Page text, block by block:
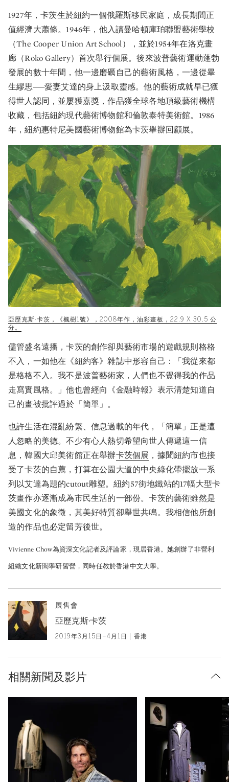
1927年，卡茨生於紐約一個俄羅斯移民家庭，成長期間正
值經濟大蕭條。1946年，他入讀曼哈頓庫珀聯盟藝術學校
（The Cooper Union Art School），並於1954年在洛克畫
廊（Roko Gallery）首次舉行個展。後來波普藝術運動蓬勃
發展的數十年間，他一邊磨礪自己的藝術風格，一邊從畢
生繆思──愛妻艾達的身上汲取靈感。他的藝術成就早已獲
得世人認同，並屢獲嘉獎，作品獲全球各地頂級藝術機構
收藏，包括紐約現代藝術博物館和倫敦泰特美術館。1986
年，紐約惠特尼美國藝術博物館為卡茨舉辦回顧展。
亞歷克斯·卡茨，《楓樹1號》，2008年作，油彩畫板，22.9 X 30.5 公
分。
儘管盛名遠播，卡茨的創作卻與藝術市場的遊戲規則格格
不入，一如他在《紐約客》雜誌中形容自己：「我從來都
是格格不入。我不是波普藝術家，人們也不覺得我的作品
走寫實風格。」他也曾經向《金融時報》表示清楚知道自
己的畫被批評過於「簡單」。
也許生活在混亂紛繁、信息過載的年代，「簡單」正是遭
人忽略的美德。不少有心人熱切希望向世人傳遞這一信
息，韓國大邱美術館正在舉辦卡茨個展 ，據聞紐約市也接
受了卡茨的自薦，打算在公園大道的中央綠化帶擺放一系
列以艾達為題的cutout雕塑。紐約57街地鐵站的17幅大型卡
茨畫作亦逐漸成為市民生活的一部份。卡茨的藝術雖然是
美國文化的象徵，其美好特質卻舉世共鳴。我相信他所創
造的作品也必定留芳後世。
Vivienne Chow為資深文化記者及評論家，現居香港。她創辦了非營利
組織文化新聞學研習營，同時任教於香港中文大學。
展售會
亞歷克斯·卡茨
2019年3月15日–4月1日 | 香港
相關新聞及影片